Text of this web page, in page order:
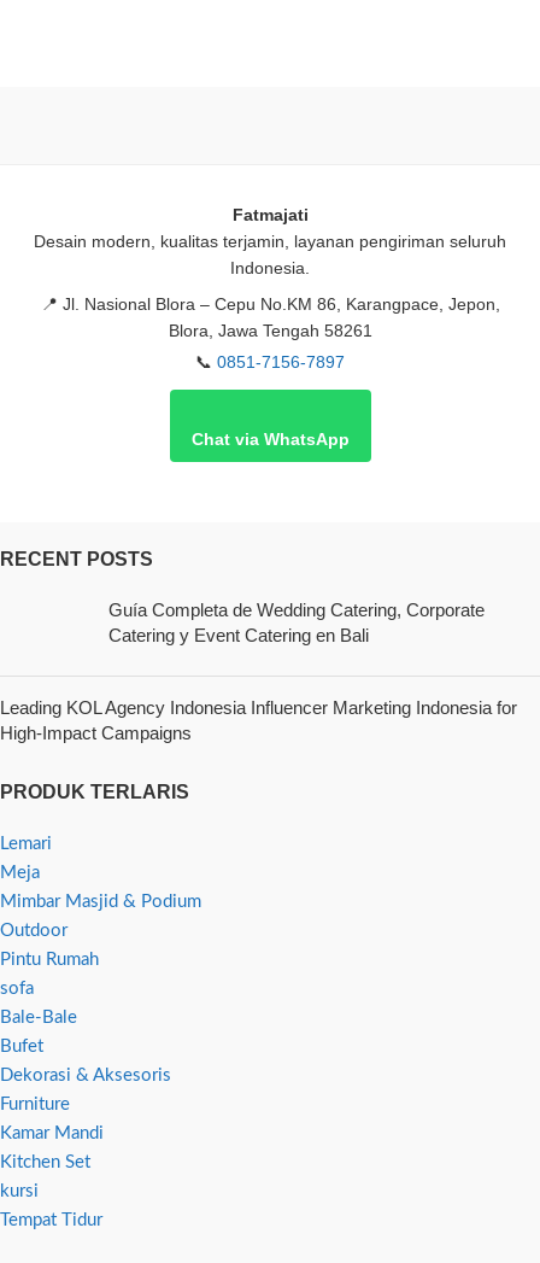
Fatmajati
Desain modern, kualitas terjamin, layanan pengiriman seluruh
Indonesia.
📍 Jl. Nasional Blora – Cepu No.KM 86, Karangpace, Jepon,
Blora, Jawa Tengah 58261
📞 0851-7156-7897
Chat via WhatsApp
RECENT POSTS
Guía Completa de Wedding Catering, Corporate
Catering y Event Catering en Bali
Leading KOL Agency Indonesia Influencer Marketing Indonesia for
High-Impact Campaigns
PRODUK TERLARIS
Lemari
Meja
Mimbar Masjid & Podium
Outdoor
Pintu Rumah
sofa
Bale-Bale
Bufet
Dekorasi & Aksesoris
Furniture
Kamar Mandi
Kitchen Set
kursi
Tempat Tidur